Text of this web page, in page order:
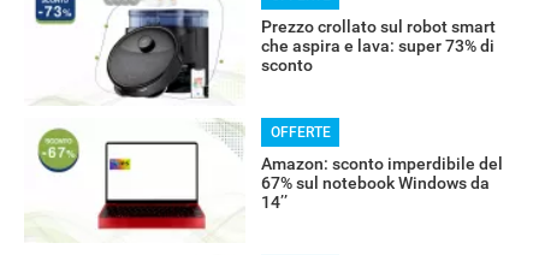
Prezzo crollato sul robot smart
che aspira e lava: super 73% di
sconto
OFFERTE
Amazon: sconto imperdibile del
67% sul notebook Windows da
14’’